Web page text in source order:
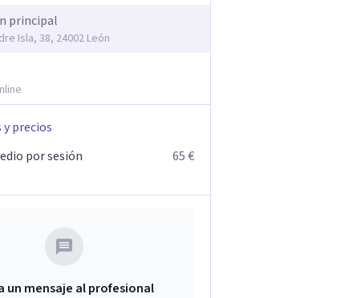
principal
Isla, 38, 24002 León
y precios
por sesión
65 €
un mensaje al profesional